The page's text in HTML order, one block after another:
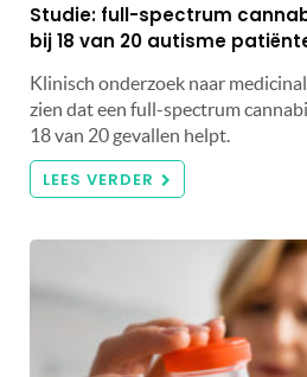
Studie: full-spectrum
bij 18 van 20 autisme
Klinisch onderzoek naar
zien dat een full-spectrum
18 van 20 gevallen helpt.
LEES VERDER